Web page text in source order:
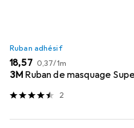
Ruban adhésif
EUR
18,57 EUR
0,37/1m
3M Ruban de masquage
2